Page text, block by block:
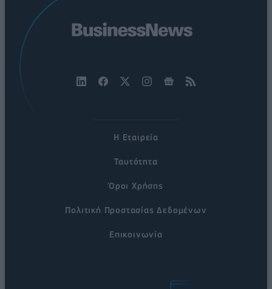
Η Εταιρεία
Ταυτότητα
Όροι Χρήσης
Πολιτική Προστασίας Δεδομένων
Επικοινωνία